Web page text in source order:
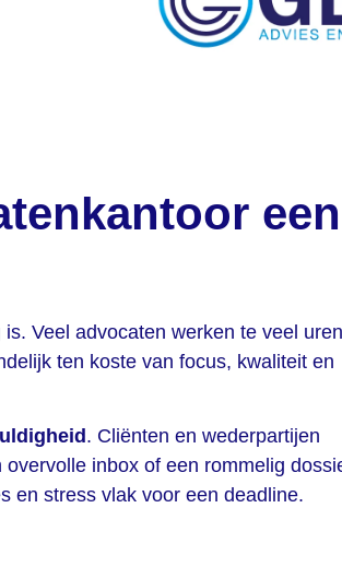
een
Veel advocaten werken te veel
ten koste van focus, kwaliteit en
. Cliënten en wederpartijen
inbox of een rommelig
en stress vlak voor een deadline.